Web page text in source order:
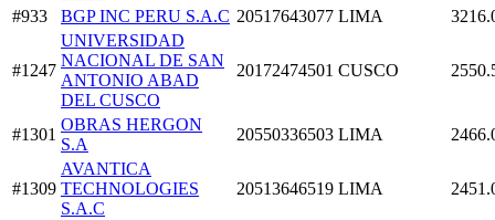
#933
BGP INC PERU S.A.C 20517643077 LIMA
#1247
UNIVERSIDAD
NACIONAL DE SAN
ANTONIO ABAD
DEL CUSCO
20172474501 CUSCO
#1301
OBRAS HERGON
S.A
20550336503 LIMA
#1309
AVANTICA
TECHNOLOGIES
S.A.C
20513646519 LIMA